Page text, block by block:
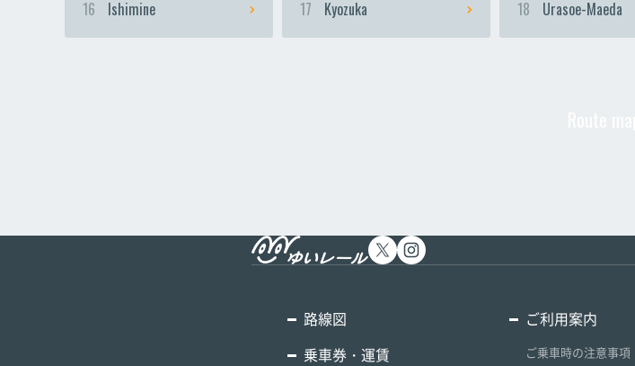
16 Ishimine 17 Kyozuka 18 Urasoe-Maeda
路線図
乗車券・運賃
ご利用案内
ご乗車時の注意事項